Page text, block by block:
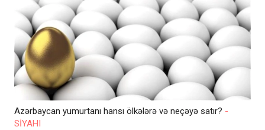
Azərbaycan yumurtanı hansı ölkələrə və neçəyə satır? -
SİYAHI